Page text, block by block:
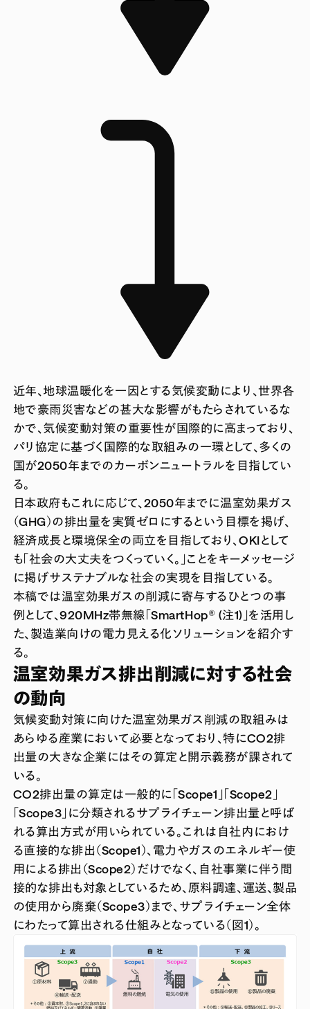
近年、地球温暖化を一因とする気候変動により、世界各
地で豪雨災害などの甚大な影響がもたらされているな
かで、気候変動対策の重要性が国際的に高まっており、
パリ協定に基づく国際的な取組みの一環として、多くの
国が2050年までのカーボンニュートラルを目指してい
る。
日本政府もこれに応じて、2050年までに温室効果ガス
（GHG）の排出量を実質ゼロにするという目標を掲げ、
経済成長と環境保全の両立を目指しており、OKIとして
も「社会の大丈夫をつくっていく。」ことをキーメッセージ
に掲げサステナブルな社会の実現を目指している。
本稿では温室効果ガスの削減に寄与するひとつの事
例として、920MHz帯無線「SmartHop® (注1)」を活用し
た、製造業向けの電力見える化ソリューションを紹介す
る。
温室効果ガス排出削減に対する社会
の動向
気候変動対策に向けた温室効果ガス削減の取組みは
あらゆる産業において必要となっており、特にCO2排
出量の大きな企業にはその算定と開示義務が課されて
いる。
CO2排出量の算定は一般的に「Scope1」「Scope2」
「Scope3」に分類されるサプライチェーン排出量と呼ば
れる算出方式が用いられている。これは自社内におけ
る直接的な排出（Scope1）、電力やガスのエネルギー使
用による排出（Scope2）だけでなく、自社事業に伴う間
接的な排出も対象としているため、原料調達、運送、製品
の使用から廃棄（Scope3）まで、サプライチェーン全体
にわたって算出される仕組みとなっている（図1）。